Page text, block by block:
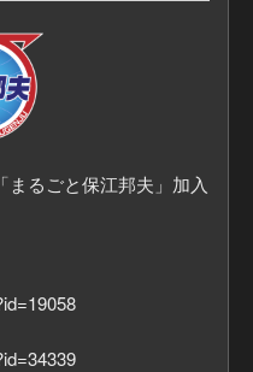
るごと保江邦夫」加入